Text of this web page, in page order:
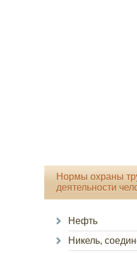
Нормы охраны
деятельности
Нефть
Никель,